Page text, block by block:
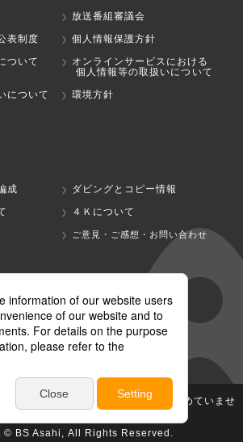
放送番組審議会
表制度
個人情報保護方針
ついて
オンラインサービスにおける
個人情報等の取扱いについて
について
環境方針
成
ダビングとコピー情報
４Ｋについて
ご意見・ご感想・お問い合わせ
テレ朝チャンネル
権を有する放送番組等の無断利用は認めていませ
ん。
BS Asahi, All Rights Reserved.